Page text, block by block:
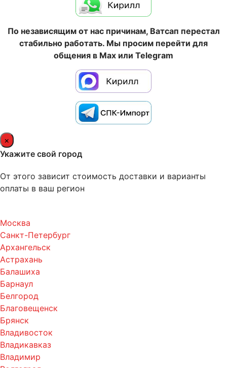
По независящим от нас причинам, Ватсап перестал
стабильно работать. Мы просим перейти для
общения в Max или Telegram
×
Укажите свой город
От этого зависит стоимость доставки и варианты
оплаты в ваш регион
Москва
Санкт-Петербург
Архангельск
Астрахань
Балашиха
Барнаул
Белгород
Благовещенск
Брянск
Владивосток
Владикавказ
Владимир